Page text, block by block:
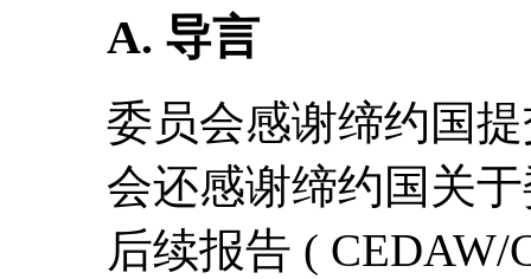
A. 导言
委员会感谢缔约国
会还感谢缔约国关
后续报告 ( CEDAW/